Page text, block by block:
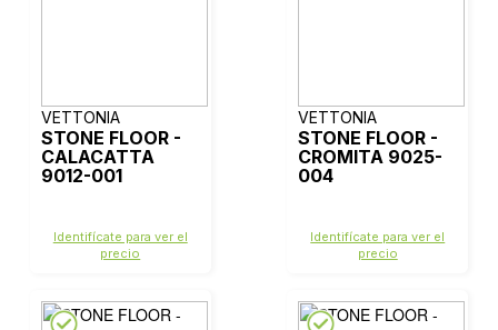
VETTONIA
STONE FLOOR -
CALACATTA
9012-001
Identifícate para ver el
precio
VETTONIA
STONE FLOOR -
CROMITA 9025-
004
Identifícate para ver el
precio